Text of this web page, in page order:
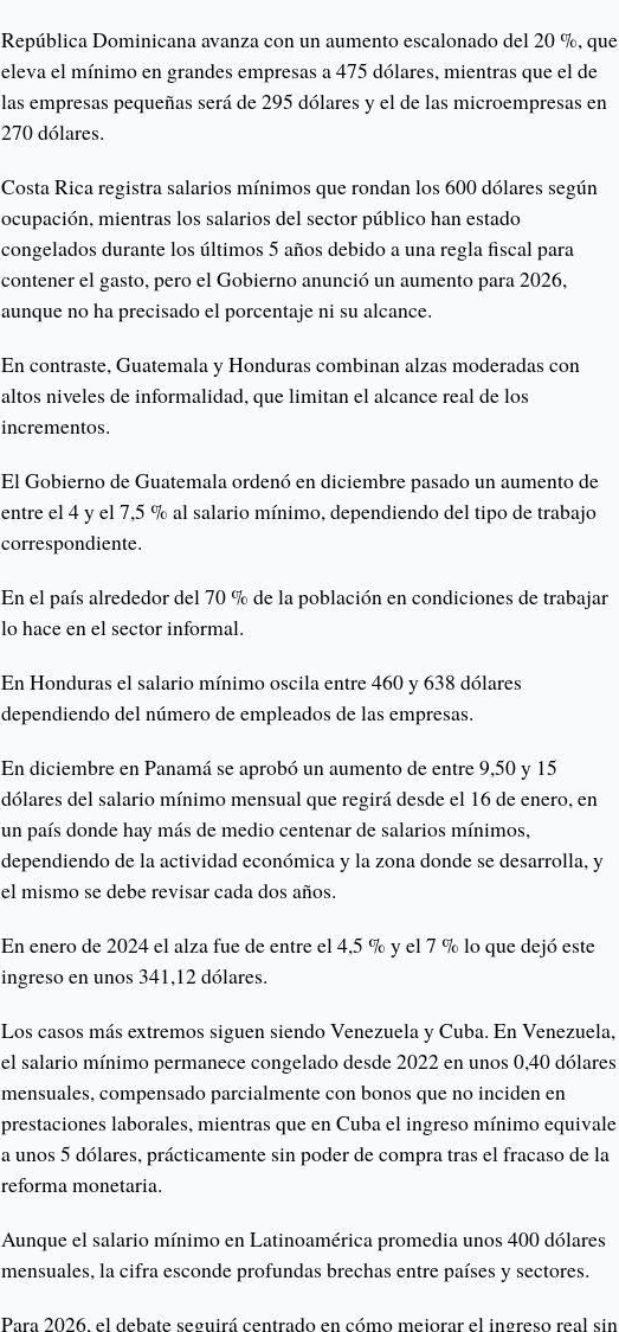
República Dominicana avanza con un aumento escalonado del 20 %, que
eleva el mínimo en grandes empresas a 475 dólares, mientras que el de
las empresas pequeñas será de 295 dólares y el de las microempresas en
270 dólares.
Costa Rica registra salarios mínimos que rondan los 600 dólares según
ocupación, mientras los salarios del sector público han estado
congelados durante los últimos 5 años debido a una regla fiscal para
contener el gasto, pero el Gobierno anunció un aumento para 2026,
aunque no ha precisado el porcentaje ni su alcance.
En contraste, Guatemala y Honduras combinan alzas moderadas con
altos niveles de informalidad, que limitan el alcance real de los
incrementos.
El Gobierno de Guatemala ordenó en diciembre pasado un aumento de
entre el 4 y el 7,5 % al salario mínimo, dependiendo del tipo de trabajo
correspondiente.
En el país alrededor del 70 % de la población en condiciones de trabajar
lo hace en el sector informal.
En Honduras el salario mínimo oscila entre 460 y 638 dólares
dependiendo del número de empleados de las empresas.
En diciembre en Panamá se aprobó un aumento de entre 9,50 y 15
dólares del salario mínimo mensual que regirá desde el 16 de enero, en
un país donde hay más de medio centenar de salarios mínimos,
dependiendo de la actividad económica y la zona donde se desarrolla, y
el mismo se debe revisar cada dos años.
En enero de 2024 el alza fue de entre el 4,5 % y el 7 % lo que dejó este
ingreso en unos 341,12 dólares.
Los casos más extremos siguen siendo Venezuela y Cuba. En Venezuela,
el salario mínimo permanece congelado desde 2022 en unos 0,40 dólares
mensuales, compensado parcialmente con bonos que no inciden en
prestaciones laborales, mientras que en Cuba el ingreso mínimo equivale
a unos 5 dólares, prácticamente sin poder de compra tras el fracaso de la
reforma monetaria.
Aunque el salario mínimo en Latinoamérica promedia unos 400 dólares
mensuales, la cifra esconde profundas brechas entre países y sectores.
Para 2026, el debate seguirá centrado en cómo mejorar el ingreso real sin